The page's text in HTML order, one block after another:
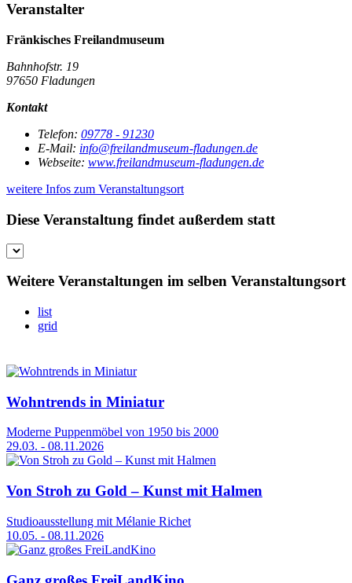
Veranstalter
Fränkisches Freilandmuseum
Bahnhofstr. 19
97650 Fladungen
Kontakt
Telefon: 09778 - 91230
E-Mail: info@freilandmuseum-fladungen.de
Webseite: www.freilandmuseum-fladungen.de
weitere Infos zum Veranstaltungsort
Diese Veranstaltung findet außerdem statt
Weitere Veranstaltungen im selben Veranstaltungsort
list
grid
Wohntrends in Miniatur
Moderne Puppenmöbel von 1950 bis 2000
29.03. - 08.11.2026
Von Stroh zu Gold – Kunst mit Halmen
Studioausstellung mit Mélanie Richet
10.05. - 08.11.2026